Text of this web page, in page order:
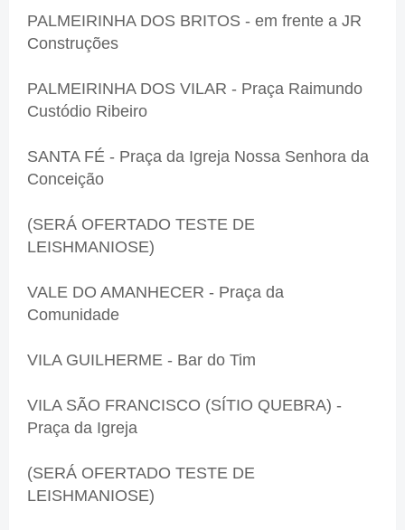
PALMEIRINHA DOS BRITOS - em frente a JR
Construções
PALMEIRINHA DOS VILAR - Praça Raimundo
Custódio Ribeiro
SANTA FÉ - Praça da Igreja Nossa Senhora da
Conceição
(SERÁ OFERTADO TESTE DE
LEISHMANIOSE)
VALE DO AMANHECER - Praça da
Comunidade
VILA GUILHERME - Bar do Tim
VILA SÃO FRANCISCO (SÍTIO QUEBRA) -
Praça da Igreja
(SERÁ OFERTADO TESTE DE
LEISHMANIOSE)